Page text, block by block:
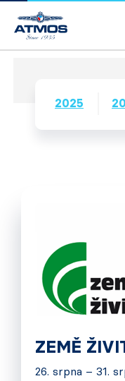
2025
ZEMĚ
26. srpna – 31.